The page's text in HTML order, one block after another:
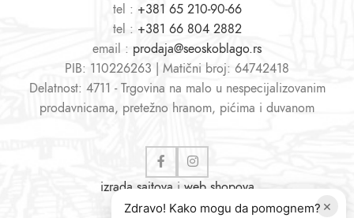
tel : +381 65 210-90-66
tel : +381 66 804 2882
email : prodaja@seoskoblago.rs
PIB: 110226263 | Matični broj: 64742418
Delatnost: 4711 - Trgovina na malo u nespecijalizovanim
prodavnicama, pretežno hranom, pićima i duvanom
izrada sajtovai web shopova
×
Zdravo! Kako mogu da pomognem?